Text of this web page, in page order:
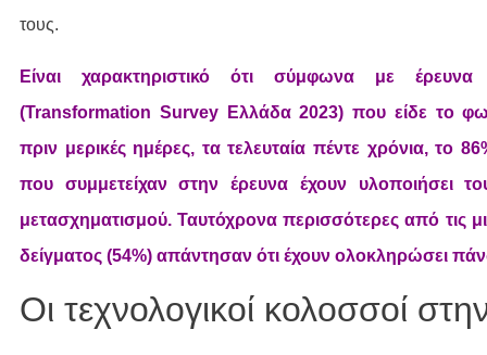
τους.
Είναι χαρακτηριστικό ότι σύμφωνα με
(Transformation Survey Ελλάδα 2023) που είδε το
πριν μερικές ημέρες, τα τελευταία πέντε χρόνια, το
που συμμετείχαν στην έρευνα έχουν υλοποιήσει
μετασχηματισμού. Ταυτόχρονα περισσότερες από τις
δείγματος (54%) απάντησαν ότι έχουν ολοκληρώσει
Οι τεχνολογικοί κολοσσοί